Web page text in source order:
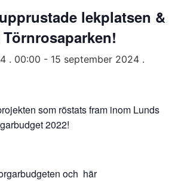
lekplatsen &
. 00:00 - 15 september 2024 .
som röstats fram inom Lunds
2022!
och här